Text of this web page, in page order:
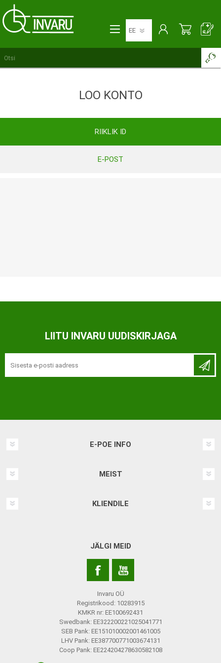
LOO KONTO
RIIKLIK ID
E-POST
LIITU INVARU UUDISKIRJAGA
E-POE INFO
MEIST
KLIENDILE
JÄLGI MEID
Invaru OÜ
Registrikood: 10283915
KMKR nr: EE100692431
Swedbank: EE322200221025041771
SEB Pank: EE151010002001461005
LHV Pank: EE387700771003674131
Coop Pank: EE224204278630582108